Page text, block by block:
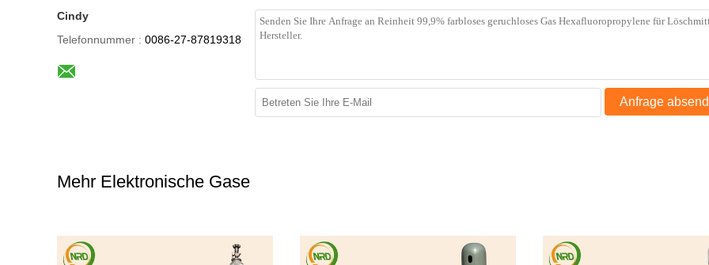
Cindy
Telefonnummer : 0086-27-87819318
Anfrage
Mehr Elektronische Gase